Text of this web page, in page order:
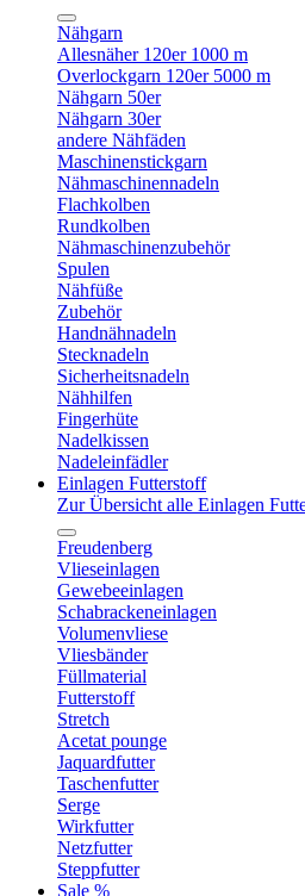
Nähgarn
Allesnäher 120er 1000 m
Overlockgarn 120er 5000 m
Nähgarn 50er
Nähgarn 30er
andere Nähfäden
Maschinenstickgarn
Nähmaschinennadeln
Flachkolben
Rundkolben
Nähmaschinenzubehör
Spulen
Nähfüße
Zubehör
Handnähnadeln
Stecknadeln
Sicherheitsnadeln
Nähhilfen
Fingerhüte
Nadelkissen
Nadeleinfädler
Einlagen Futterstoff
Zur Übersicht alle Einlagen
Freudenberg
Vlieseinlagen
Gewebeeinlagen
Schabrackeneinlagen
Volumenvliese
Vliesbänder
Füllmaterial
Futterstoff
Stretch
Acetat pounge
Jaquardfutter
Taschenfutter
Serge
Wirkfutter
Netzfutter
Steppfutter
Sale %